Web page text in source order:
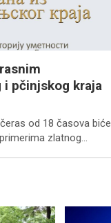
pčinjskog krаjа
od 18 čаsovа biće
zlаtnog…